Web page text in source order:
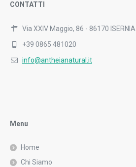
CONTATTI
Via XXIV Maggio, 86 - 86170 ISERNIA
+39 0865 481020
info@antheianatural.it
Menu
Home
Chi Siamo